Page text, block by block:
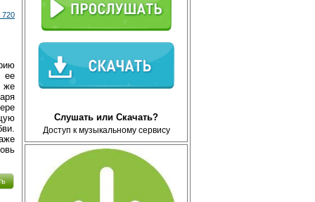
Слушать или Скачать?
Доступ к музыкальному сервису
720
ее
же